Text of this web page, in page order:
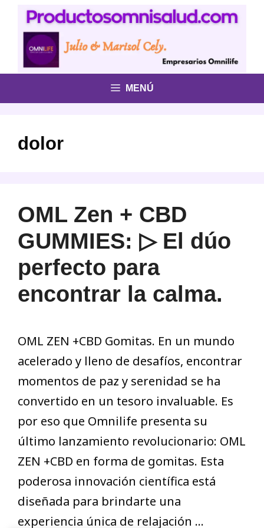
Saltar
contenido
MENÚ
dolor
OML Zen + CBD
GUMMIES: ▷ El dúo
perfecto para
encontrar la calma.
OML ZEN +CBD Gomitas. En un mundo
acelerado y lleno de desafíos, encontrar
momentos de paz y serenidad se ha
convertido en un tesoro invaluable. Es
por eso que Omnilife presenta su
último lanzamiento revolucionario: OML
ZEN +CBD en forma de gomitas. Esta
poderosa innovación científica está
diseñada para brindarte una
experiencia única de relajación …